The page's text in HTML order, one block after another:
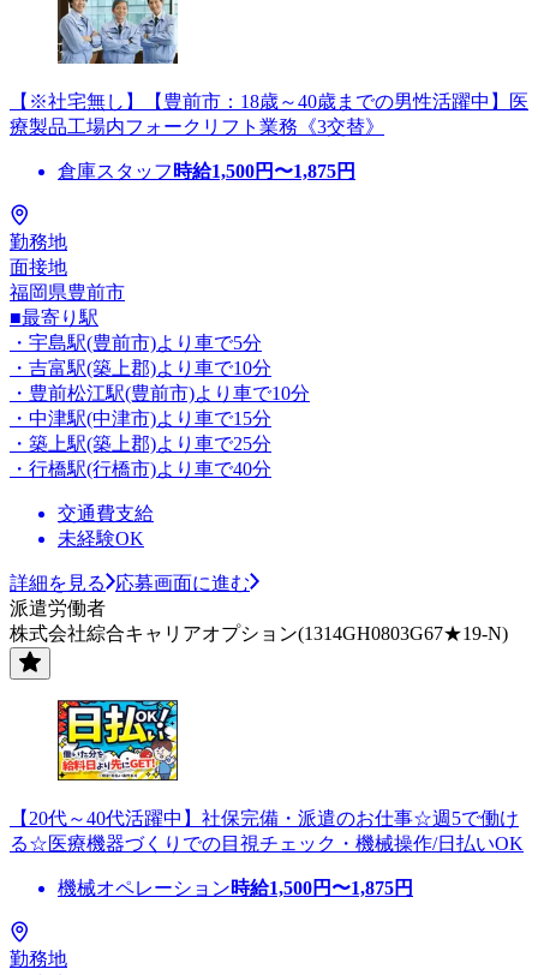
【※社宅無し】【豊前市：18歳～40歳までの男性活躍中】医
療製品工場内フォークリフト業務《3交替》
倉庫スタッフ 時給1,500円〜1,875円
勤務地
面接地
福岡県豊前市
■最寄り駅
・宇島駅(豊前市)より車で5分
・吉富駅(築上郡)より車で10分
・豊前松江駅(豊前市)より車で10分
・中津駅(中津市)より車で15分
・築上駅(築上郡)より車で25分
・行橋駅(行橋市)より車で40分
交通費支給
未経験OK
詳細を見る
応募画面に進む
派遣労働者
株式会社綜合キャリアオプション(1314GH0803G67★19-N)
【20代～40代活躍中】社保完備・派遣のお仕事☆週5で働け
る☆医療機器づくりでの目視チェック・機械操作/日払いOK
機械オペレーション時給1,500円〜1,875円
勤務地